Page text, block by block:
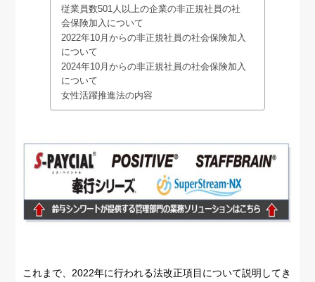
従業員数501人以上の企業の非正規社員の社
会保険加入について
2022年10月からの非正規社員の社会保険加入
について
2024年10月からの非正規社員の社会保険加入
について
女性活躍推進法の内容
これまで、2022年に行われる法改正項目について説明してき